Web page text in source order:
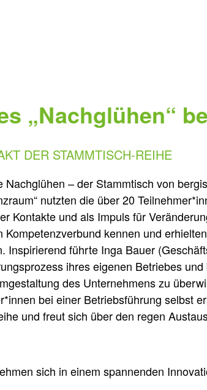
„Nachglühen“
DER STAMMTISCH-REIHE
Nachglühen – der Stammtisch von
nutzten die über 20
Kontakte und als Impuls für
Kompetenzverbund kennen und
Inspirierend führte Inga Bauer
ihres eigenen Betriebes
des Unternehmens zu
bei einer Betriebsführung selbst
und freut sich über den regen
sich in einem spannenden